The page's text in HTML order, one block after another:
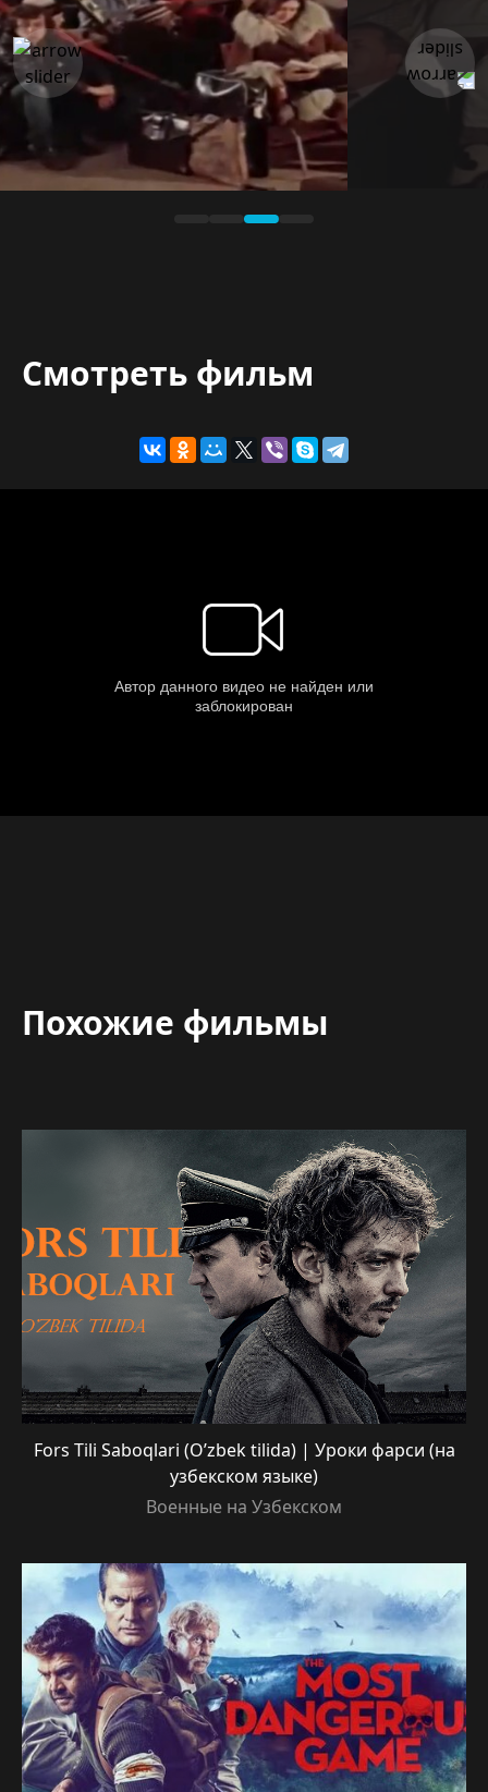
Смотреть фильм
Похожие фильмы
Fors Tili Saboqlari (O’zbek tilida) | Уроки фарси (на
узбекском языке)
Военные на Узбекском